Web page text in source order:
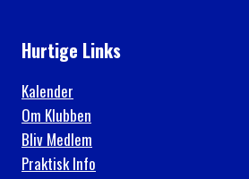
Hurtige Links
Kalender
Om Klubben
Bliv Medlem
Praktisk Info